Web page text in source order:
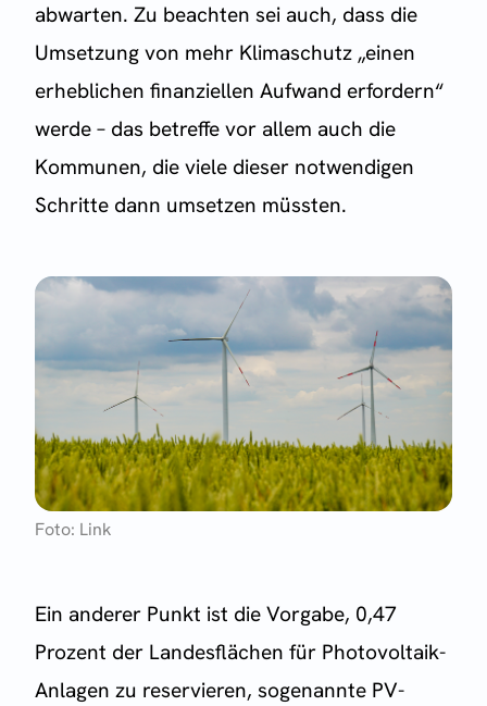
abwarten. Zu beachten sei auch, dass die
Umsetzung von mehr Klimaschutz „einen
erheblichen finanziellen Aufwand erfordern“
werde – das betreffe vor allem auch die
Kommunen, die viele dieser notwendigen
Schritte dann umsetzen müssten.
Foto: Link
Ein anderer Punkt ist die Vorgabe, 0,47
Prozent der Landesflächen für Photovoltaik-
Anlagen zu reservieren, sogenannte PV-